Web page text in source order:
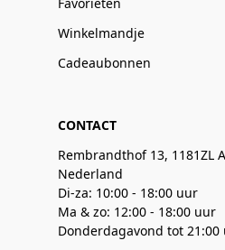
Winkelmandje
Cadeaubonnen
CONTACT
Rembrandthof 13, 1181ZL
Nederland
Di-za: 10:00 - 18:00 uur
Ma & zo: 12:00 - 18:00 uur
Donderdagavond tot 21:00